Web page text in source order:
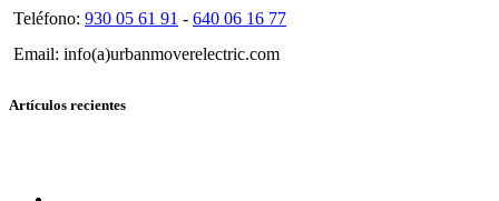
Teléfono: 930 05 61 91 - 640 06 16 77
Email: info(a)urbanmoverelectric.com
Artículos recientes